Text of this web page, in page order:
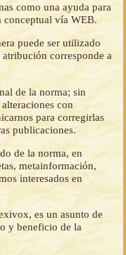
como una ayuda para
conceptual vía WEB.
puede ser utilizado
corresponde a
de la norma; sin
con
para corregirlas
publicaciones.
de la norma, en
metainformación,
interesados en
es un asunto de
y beneficio de la